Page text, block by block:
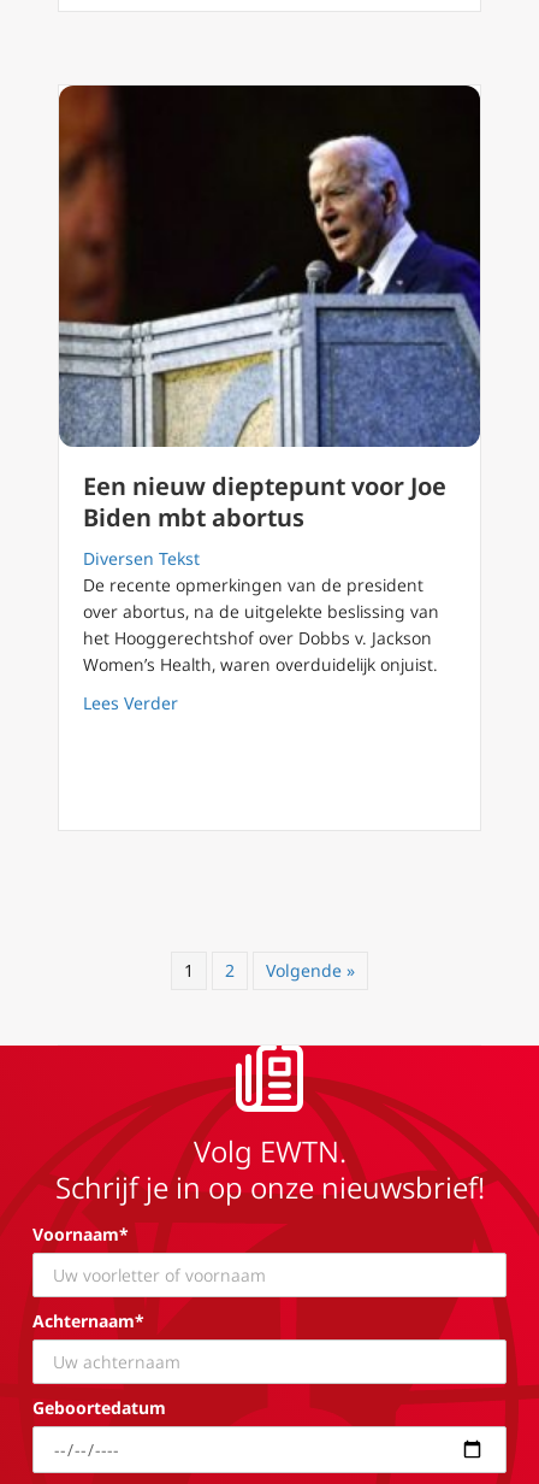
Een nieuw dieptepunt voor Joe
Biden mbt abortus
Diversen Tekst
De recente opmerkingen van de president
over abortus, na de uitgelekte beslissing van
het Hooggerechtshof over Dobbs v. Jackson
Women’s Health, waren overduidelijk onjuist.
Lees Verderabout Een nieuw dieptepunt voor Joe Biden
1 2 Volgende »
Volg EWTN.
Schrijf je in op onze nieuwsbrief!
Voornaam*
Achternaam*
Geboortedatum